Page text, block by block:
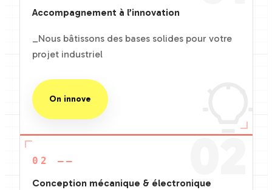
Accompagnement à l’innovation
_Nous bâtissons des bases solides pour votre
projet industriel
On innove
02
02 ——
Conception mécanique & électronique